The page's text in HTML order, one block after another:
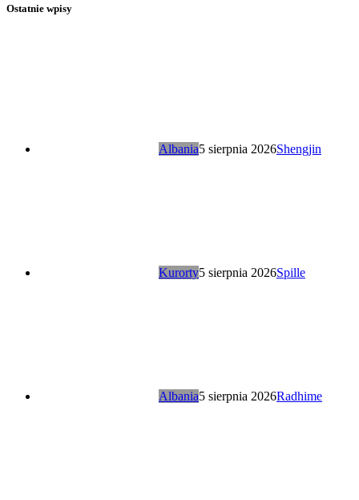
Ostatnie wpisy
Albania5 sierpnia 2026Shengjin
Kurorty5 sierpnia 2026Spille
Albania5 sierpnia 2026Radhime